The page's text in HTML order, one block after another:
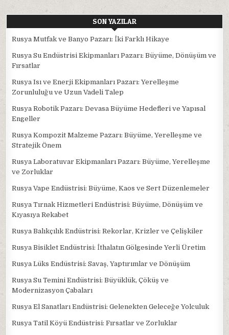
SON YAZILAR
Rusya Mutfak ve Banyo Pazarı: İki Farklı Hikaye
Rusya Su Endüstrisi Ekipmanları Pazarı: Büyüme, Dönüşüm ve
Fırsatlar
Rusya Isı ve Enerji Ekipmanları Pazarı: Yerelleşme
Zorunluluğu ve Uzun Vadeli Talep
Rusya Robotik Pazarı: Devasa Büyüme Hedefleri ve Yapısal
Engeller
Rusya Kompozit Malzeme Pazarı: Büyüme, Yerelleşme ve
Stratejik Önem
Rusya Laboratuvar Ekipmanları Pazarı: Büyüme, Yerelleşme
ve Zorluklar
Rusya Vape Endüstrisi: Büyüme, Kaos ve Sert Düzenlemeler
Rusya Tırnak Hizmetleri Endüstrisi: Büyüme, Dönüşüm ve
Kıyasıya Rekabet
Rusya Balıkçılık Endüstrisi: Rekorlar, Krizler ve Çelişkiler
Rusya Bisiklet Endüstrisi: İthalatın Gölgesinde Yerli Üretim
Rusya Lüks Endüstrisi: Savaş, Yaptırımlar ve Dönüşüm
Rusya Su Temini Endüstrisi: Büyüklük, Çöküş ve
Modernizasyon Çabaları
Rusya El Sanatları Endüstrisi: Gelenekten Geleceğe Yolculuk
Rusya Tatil Köyü Endüstrisi: Fırsatlar ve Zorluklar